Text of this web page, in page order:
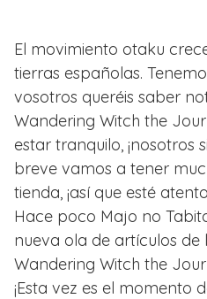
El movimiento otaku
tierras españolas.
vosotros queréis saber
Wandering Witch the
estar tranquilo, ¡nosotros
breve vamos a tener
tienda, ¡así que esté
Hace poco Majo no
nueva ola de artículos
Wandering Witch the
¡Esta vez es el momento